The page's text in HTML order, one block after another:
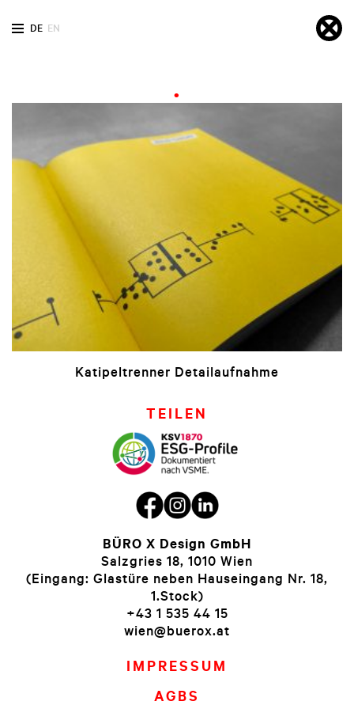
DE EN
Katipeltrenner Detailaufnahme
TEILEN
BÜRO X Design GmbH
Salzgries 18, 1010 Wien
(Eingang: Glastüre neben Hauseingang Nr. 18,
1.Stock)
+43 1 535 44 15
wien@buerox.at
IMPRESSUM
AGBS